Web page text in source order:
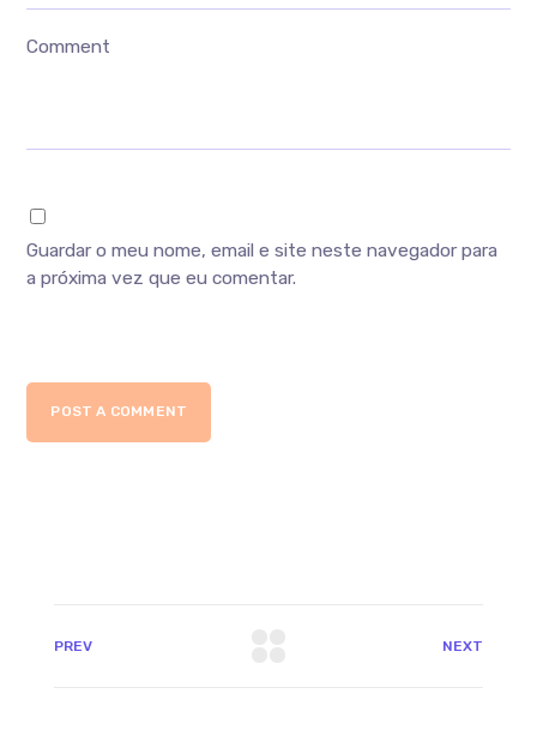
Comment
Guardar o meu nome, email e site neste navegador para
a próxima vez que eu comentar.
POST A COMMENT
PREV NEXT